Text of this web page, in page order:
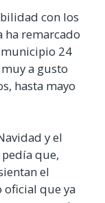
con los
ha remarcado
24
a gusto
hasta mayo
y el
que,
el
oficial que ya